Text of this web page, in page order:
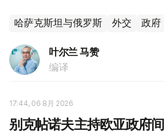
哈萨克斯坦与俄罗斯 外交 政府
叶尔兰 马赞
编译
17:44, 06 8月 2026
别克帖诺夫主持欧亚政府